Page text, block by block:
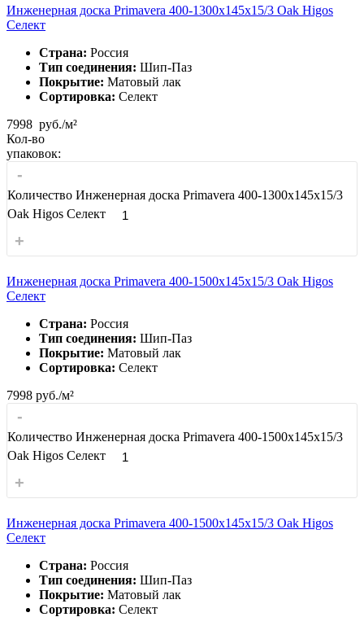
Инженерная доска Primavera 400-1300х145х15/3 Oak Higos
Селект
Страна: Россия
Тип соединения: Шип-Паз
Покрытие: Матовый лак
Сортировка: Селект
7998 руб./м²
Кол-во
упаковок:
-
Количество Инженерная доска Primavera 400-1300х145х15/3
Oak Higos Селект
+
Инженерная доска Primavera 400-1500х145х15/3 Oak Higos
Селект
Страна: Россия
Тип соединения: Шип-Паз
Покрытие: Матовый лак
Сортировка: Селект
7998 руб./м²
-
Количество Инженерная доска Primavera 400-1500х145х15/3
Oak Higos Селект
+
Инженерная доска Primavera 400-1500х145х15/3 Oak Higos
Селект
Страна: Россия
Тип соединения: Шип-Паз
Покрытие: Матовый лак
Сортировка: Селект